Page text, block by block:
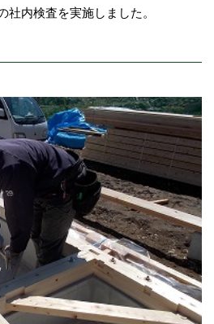
内検査を実施しました。